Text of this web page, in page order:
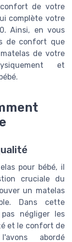
de votre
complète votre
Ainsi, en vous
de confort que
de votre
et
pour bébé, il
cruciale du
un matelas
Dans cette
négliger les
et le confort de
abordé